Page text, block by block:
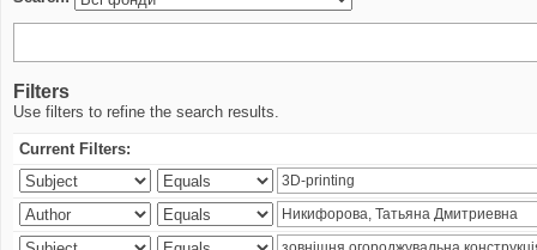
Filters
Use filters to refine the search results.
Current Filters: